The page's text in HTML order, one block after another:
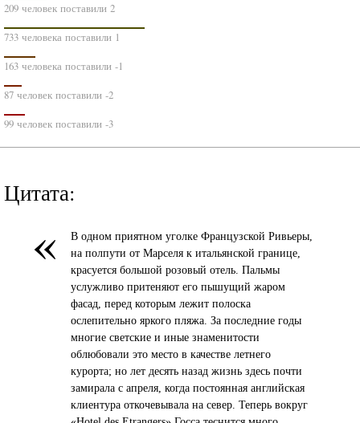
209 человек поставили 2
733 человека поставили 1
163 человека поставили -1
87 человек поставили -2
99 человек поставили -3
Цитата:
«
В одном приятном уголке Французской Ривьеры,
на полпути от Марселя к итальянской границе,
красуется большой розовый отель. Пальмы
услужливо притеняют его пышущий жаром
фасад, перед которым лежит полоска
ослепительно яркого пляжа. За последние годы
многие светские и иные знаменитости
облюбовали это место в качестве летнего
курорта; но лет десять назад жизнь здесь почти
замирала с апреля, когда постоянная английская
клиентура откочевывала на север. Теперь вокруг